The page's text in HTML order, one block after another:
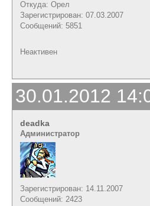
Откуда: Орел
Зарегистрирован: 07.03.2007
Сообщений: 5851
Неактивен
30.01.2012
deadka
Администратор
Зарегистрирован: 14.11.2007
Сообщений: 2423